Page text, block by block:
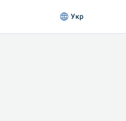
Укр